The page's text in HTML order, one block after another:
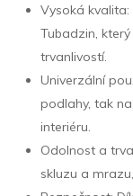
Vysoká
Tubadzin,
trvanlivostí.
Univerzální
podlahy, tak
interiéru.
Odolnost a
skluzu a